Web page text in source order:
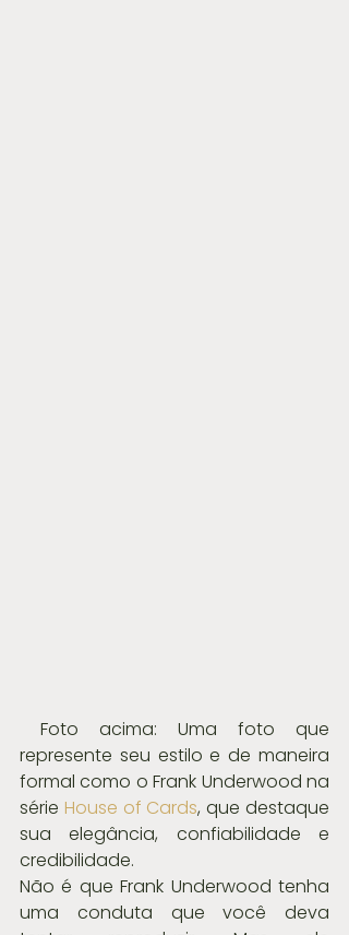
represente seu estilo e de maneira
formal como o Frank Underwood na
série House of Cards, que destaque
sua elegância, confiabilidade e
credibilidade.
Não é que Frank Underwood tenha
uma conduta que você deva